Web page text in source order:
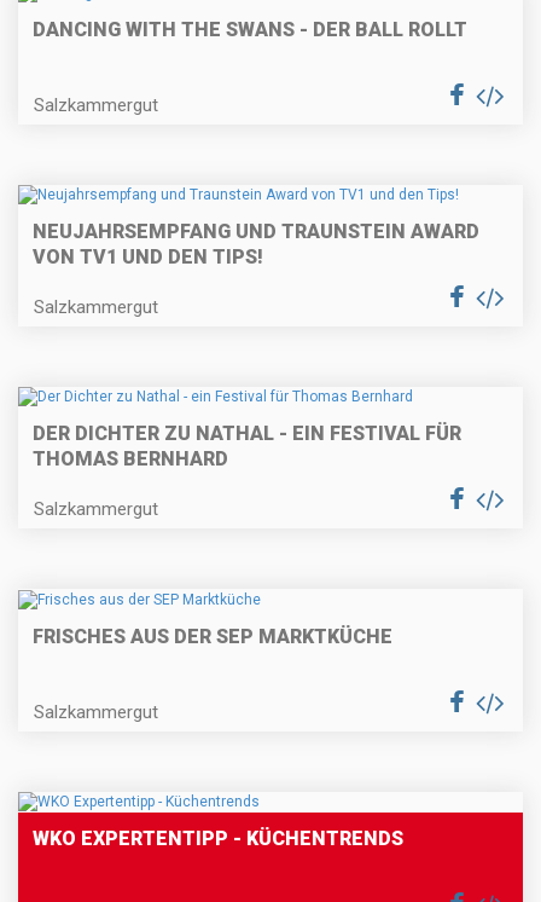
DANCING WITH THE SWANS - DER BALL ROLLT
Salzkammergut
NEUJAHRSEMPFANG UND TRAUNSTEIN AWARD
VON TV1 UND DEN TIPS!
Salzkammergut
DER DICHTER ZU NATHAL - EIN FESTIVAL FÜR
THOMAS BERNHARD
Salzkammergut
FRISCHES AUS DER SEP MARKTKÜCHE
Salzkammergut
WKO EXPERTENTIPP - KÜCHENTRENDS